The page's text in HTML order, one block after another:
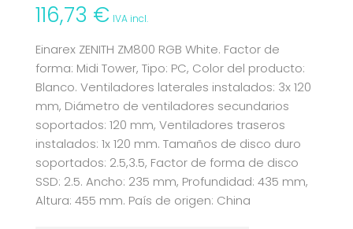
116,73 € IVA incl.
Einarex ZENITH ZM800 RGB White. Factor de
forma: Midi Tower, Tipo: PC, Color del producto:
Blanco. Ventiladores laterales instalados: 3x 120
mm, Diámetro de ventiladores secundarios
soportados: 120 mm, Ventiladores traseros
instalados: 1x 120 mm. Tamaños de disco duro
soportados: 2.5,3.5, Factor de forma de disco
SSD: 2.5. Ancho: 235 mm, Profundidad: 435 mm,
Altura: 455 mm. País de origen: China